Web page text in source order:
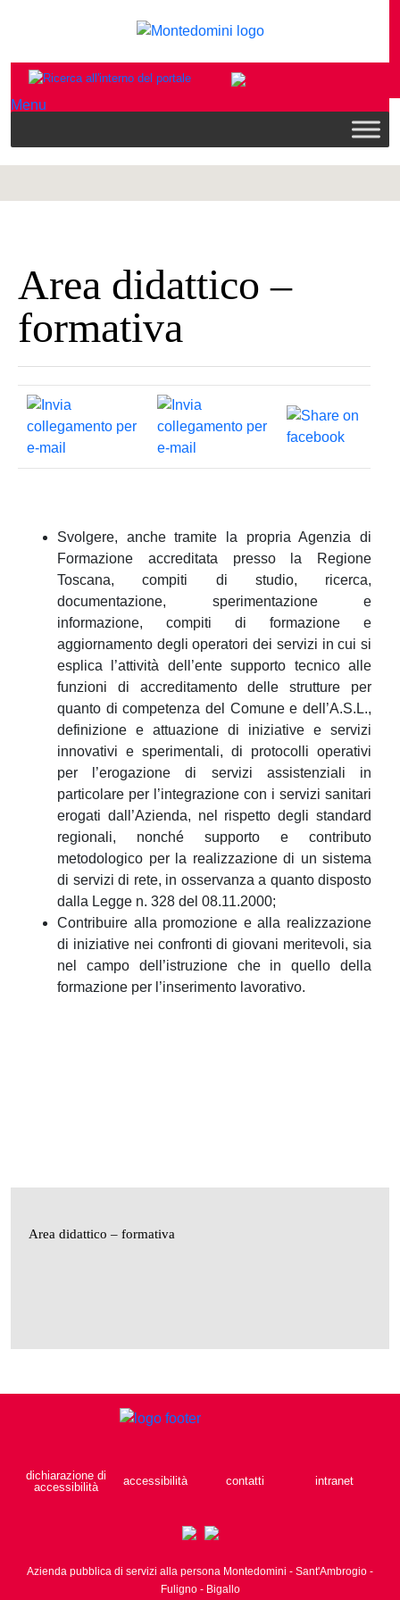
Menu
Area didattico –
formativa
Svolgere, anche tramite la propria Agenzia di
Formazione accreditata presso la Regione
Toscana, compiti di studio, ricerca,
documentazione, sperimentazione e
informazione, compiti di formazione e
aggiornamento degli operatori dei servizi in cui si
esplica l’attività dell’ente supporto tecnico alle
funzioni di accreditamento delle strutture per
quanto di competenza del Comune e dell’A.S.L.,
definizione e attuazione di iniziative e servizi
innovativi e sperimentali, di protocolli operativi
per l’erogazione di servizi assistenziali in
particolare per l’integrazione con i servizi sanitari
erogati dall’Azienda, nel rispetto degli standard
regionali, nonché supporto e contributo
metodologico per la realizzazione di un sistema
di servizi di rete, in osservanza a quanto disposto
dalla Legge n. 328 del 08.11.2000;
Contribuire alla promozione e alla realizzazione
di iniziative nei confronti di giovani meritevoli, sia
nel campo dell’istruzione che in quello della
formazione per l’inserimento lavorativo.
Area didattico – formativa
dichiarazione di
accessibilità
accessibilità contatti intranet
Azienda pubblica di servizi alla persona Montedomini - Sant'Ambrogio -
Fuligno - Bigallo